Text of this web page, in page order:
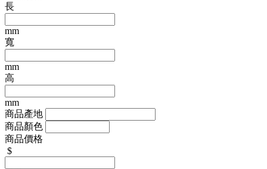
長
mm
寬
mm
高
mm
商品產地
商品顏色
商品價格
$